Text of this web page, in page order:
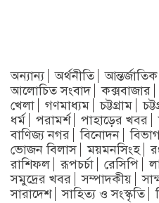
অন্যান্য অর্থনীতি আন্তর্জাতিক
আলোচিত সংবাদ
কক্সবাজার
খেলা
গণমাধ্যম চট্টগ্রাম
ধর্ম
পরামর্শ পাহাড়ের খবর
বাণিজ্য নগর
বিনোদন
ভোজন বিলাস
ময়মনসিংহ
রাশিফল
রূপচর্চা রেসিপি
সমুদ্রের খবর
সম্পাদকীয়
সারাদেশ
সাহিত্য ও সংস্কৃতি